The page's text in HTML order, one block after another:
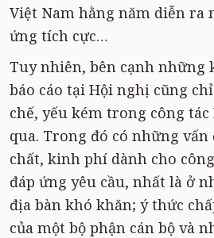
Việt Nam hằng năm diễn ra
ứng tích cực…
Tuy nhiên, bên cạnh những
báo cáo tại Hội nghị cũng
chế, yếu kém trong công tác
qua. Trong đó có những vấn
chất, kinh phí dành cho công
đáp ứng yêu cầu, nhất là ở
địa bàn khó khăn; ý thức
của một bộ phận cán bộ và